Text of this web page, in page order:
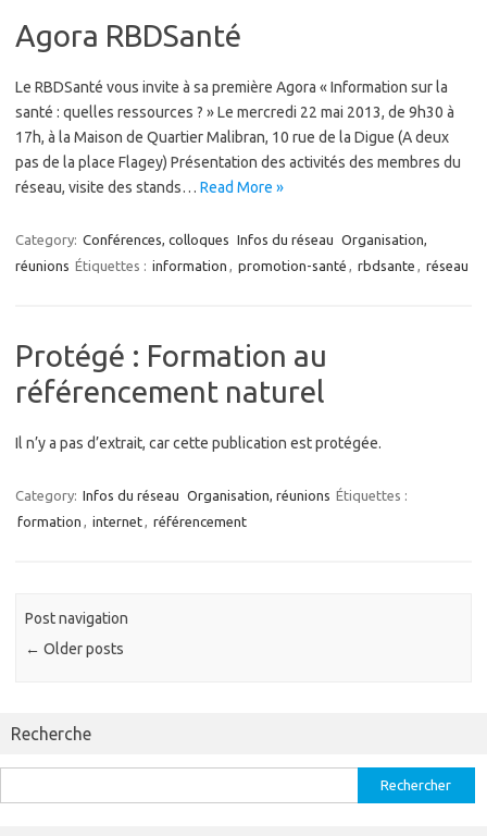
Agora RBDSanté
Le RBDSanté vous invite à sa première Agora « Information sur la
santé : quelles ressources ? » Le mercredi 22 mai 2013, de 9h30 à
17h, à la Maison de Quartier Malibran, 10 rue de la Digue (A deux
pas de la place Flagey) Présentation des activités des membres du
réseau, visite des stands… Read More »
Category: Conférences, colloques Infos du réseau Organisation,
réunions Étiquettes : information , promotion-santé , rbdsante , réseau
Protégé : Formation au
référencement naturel
Il n’y a pas d’extrait, car cette publication est protégée.
Category: Infos du réseau Organisation, réunions Étiquettes :
formation , internet, référencement
Post navigation
← Older posts
Recherche